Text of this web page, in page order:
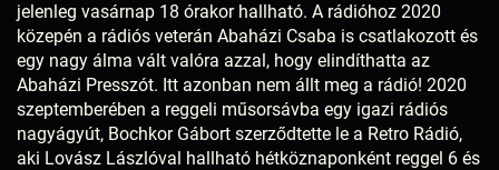
jelenleg vasárnap 18 órakor hallható. A rádióhoz 2020
közepén a rádiós veterán Abaházi Csaba is csatlakozott és
egy nagy álma vált valóra azzal, hogy elindíthatta az
Abaházi Presszót. Itt azonban nem állt meg a rádió! 2020
szeptemberében a reggeli műsorsávba egy igazi rádiós
nagyágyút, Bochkor Gábort szerződtette le a Retro Rádió,
aki Lovász Lászlóval hallható hétköznaponként reggel 6 és